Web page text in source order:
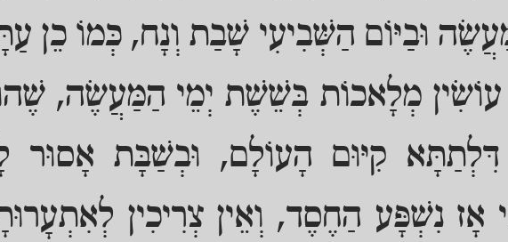
וּבַיּוֹם הַשְּׁבִיעִי שָׁבַת וְנָח, כְּמוֹ כֵן
עוֹשִׂין מְלָאכוֹת בְּשֵׁשֶׁת יְמֵי הַמַּעֲשֶׂה,
קִיּוּם הָעוֹלָם, וּבְשַׁבָּת אָסוּר
נִשְׁפָּע הַחֶסֶד, וְאֵין צְרִיכִין